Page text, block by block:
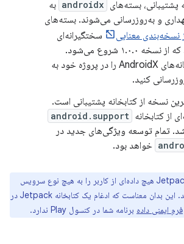
پشتیبانی، بسته‌های androidx به
و به‌روزرسانی می‌شوند. بسته‌های
نسخه‌بندی معنایی
سختگیرانه‌ای
استفاده می‌کنند که از نسخه ۱.۰.۰ شروع می‌شود.
می‌توانید کتابخانه‌های AndroidX را در پروژه خود به
کنید.
نسخه از کتابخانه پشتیبانی است.
از کتابخانه android.support
تمام توسعه ویژگی‌های جدید در
خواهد بود.
کتابخانه‌های Jetpack هیچ داده‌ای از کاربر را به هیچ نوع سرویس
backend ارسال نمی‌کنند. این بدان معناست که ادغام یک کتابخانه Jetpack در
فرم ایمنی داده برنامه شما در کنسول Play ندارد.